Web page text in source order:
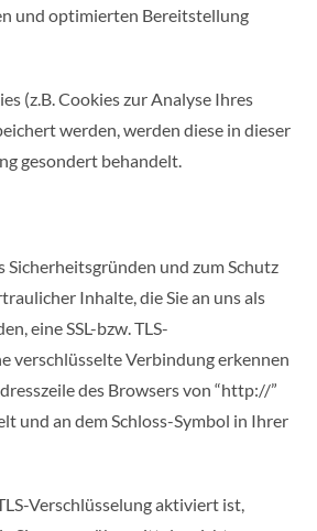
und optimierten Bereitstellung
(z.B. Cookies zur Analyse Ihres
werden, werden diese in dieser
gesondert behandelt.
Sicherheitsgründen und zum Schutz
Inhalte, die Sie an uns als
eine SSL-bzw. TLS-
verschlüsselte Verbindung erkennen
des Browsers von “http://”
und an dem Schloss-Symbol in Ihrer
Verschlüsselung aktiviert ist,